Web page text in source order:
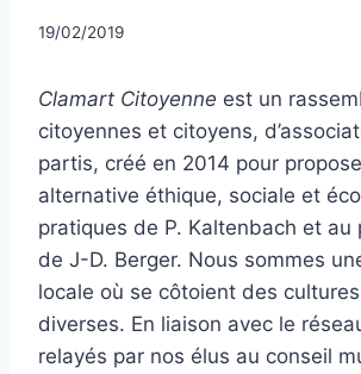
Par
19/02/2019
Clamart Citoyenne est un
citoyennes et citoyens,
partis, créé en 2014 pour
alternative éthique, sociale et
pratiques de P. Kaltenbach et au
de J-D. Berger. Nous sommes
locale où se côtoient des
diverses. En liaison avec le
relayés par nos élus au conseil